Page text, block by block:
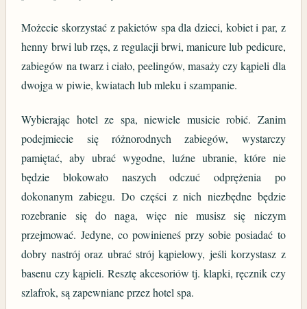
Możecie skorzystać z pakietów spa dla dzieci, kobiet i par, z
henny brwi lub rzęs, z regulacji brwi, manicure lub pedicure,
zabiegów na twarz i ciało, peelingów, masaży czy kąpieli dla
dwojga w piwie, kwiatach lub mleku i szampanie.
Wybierając hotel ze spa, niewiele musicie robić. Zanim
podejmiecie się różnorodnych zabiegów, wystarczy
pamiętać, aby ubrać wygodne, luźne ubranie, które nie
będzie blokowało naszych odczuć odprężenia po
dokonanym zabiegu. Do części z nich niezbędne będzie
rozebranie się do naga, więc nie musisz się niczym
przejmować. Jedyne, co powinieneś przy sobie posiadać to
dobry nastrój oraz ubrać strój kąpielowy, jeśli korzystasz z
basenu czy kąpieli. Resztę akcesoriów tj. klapki, ręcznik czy
szlafrok, są zapewniane przez hotel spa.